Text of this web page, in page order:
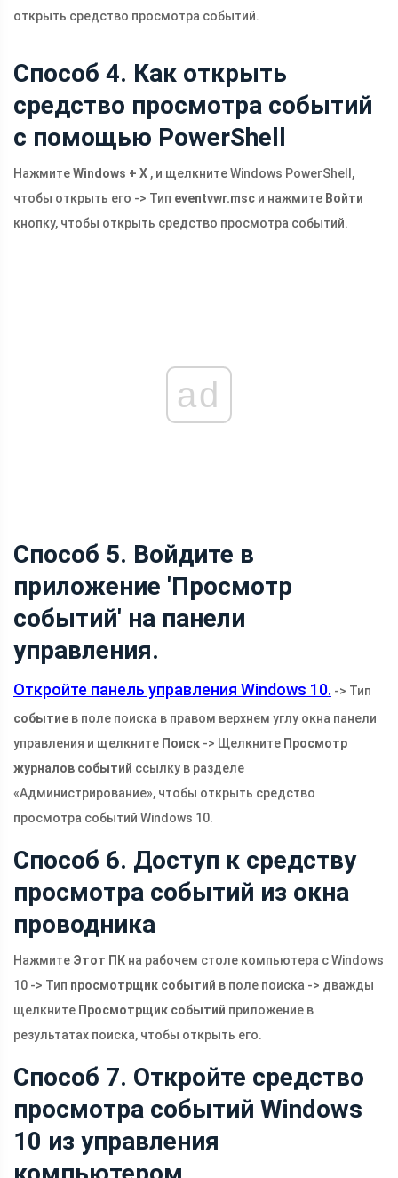
открыть средство просмотра событий.
Способ 4. Как открыть
средство просмотра событий
с помощью PowerShell
НажмитеWindows + X , и щелкните Windows PowerShell,
чтобы открыть его -> Тип eventvwr.msc и нажмите Войти
кнопку, чтобы открыть средство просмотра событий.
ad
Способ 5. Войдите в
приложение 'Просмотр
событий' на панели
управления.
Откройте панель управления Windows 10. -> Тип
событие в поле поиска в правом верхнем углу окна панели
управления и щелкните Поиск -> Щелкните Просмотр
журналов событий ссылку в разделе
«Администрирование», чтобы открыть средство
просмотра событий Windows 10.
Способ 6. Доступ к средству
просмотра событий из окна
проводника
Нажмите Этот ПК на рабочем столе компьютера с Windows
10 -> Тип просмотрщик событий в поле поиска -> дважды
щелкните Просмотрщик событий приложение в
результатах поиска, чтобы открыть его.
Способ 7. Откройте средство
просмотра событий Windows
10 из управления